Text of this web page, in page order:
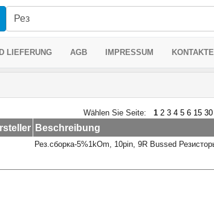
LIEFERUNG AGB IMPRESSUM KONTAKTE
Wählen Sie Seite: 1 2 3 4 5 6 15 30
Beschreibung
Рез.сборка-5%1kOm, 10pin, 9R Bussed